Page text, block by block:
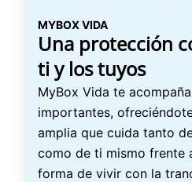
MYBOX VIDA
Una protección
ti y los tuyos
MyBox Vida te
importantes,
amplia que cuida tanto
como de ti mismo frente
forma de vivir con la